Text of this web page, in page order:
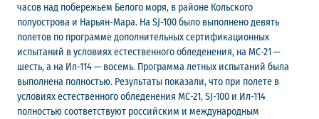
часов над побережьем Белого моря, в районе Кольского
полуострова и Нарьян-Мара. На SJ-100 было выполнено девять
полетов по программе дополнительных сертификационных
испытаний в условиях естественного обледенения, на МС-21 —
шесть, а на Ил-114 — восемь. Программа летных испытаний была
выполнена полностью. Результаты показали, что при полете в
условиях естественного обледенения МС-21, SJ-100 и Ил-114
полностью соответствуют российским и международным